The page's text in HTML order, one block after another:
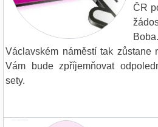
ČR
Václavském náměstí tak zůstane
Vám bude zpříjemňovat
sety.